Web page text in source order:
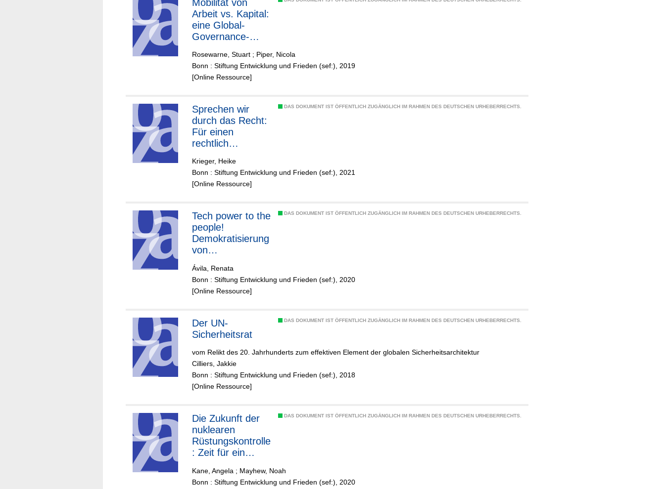
Mobilität von
Arbeit vs. Kapital:
eine Global-
Governance-
Rosewarne, Stuart ; Piper, Nicola
Bonn : Stiftung Entwicklung und Frieden (sef:), 2019
[Online Ressource]
DAS DOKUMENT IST ÖFFENTLICH ZUGÄNGLICH IM RAHMEN DES DEUTSCHEN URHEBERRECHTS.
Sprechen wir
durch das Recht:
Für einen
rechtlich
Multilateralismus
Krieger, Heike
Bonn : Stiftung Entwicklung und Frieden (sef:), 2021
[Online Ressource]
DAS DOKUMENT IST ÖFFENTLICH ZUGÄNGLICH IM RAHMEN DES DEUTSCHEN URHEBERRECHTS.
Tech power to the
people!
Demokratisierung
von
Zukunftstechnolo
gien im Dienst
der Gesellschaft
Ávila, Renata
Bonn : Stiftung Entwicklung und Frieden (sef:), 2020
[Online Ressource]
DAS DOKUMENT IST ÖFFENTLICH ZUGÄNGLICH IM RAHMEN DES DEUTSCHEN URHEBERRECHTS.
Der UN-
Sicherheitsrat
vom Relikt des 20. Jahrhunderts zum effektiven Element der globalen Sicherheitsarchitektur
Cilliers, Jakkie
Bonn : Stiftung Entwicklung und Frieden (sef:), 2018
[Online Ressource]
DAS DOKUMENT IST ÖFFENTLICH ZUGÄNGLICH IM RAHMEN DES DEUTSCHEN URHEBERRECHTS.
Die Zukunft der
nuklearen
Rüstungskontrolle
: Zeit für ein
Kane, Angela ; Mayhew, Noah
Bonn : Stiftung Entwicklung und Frieden (sef:), 2020